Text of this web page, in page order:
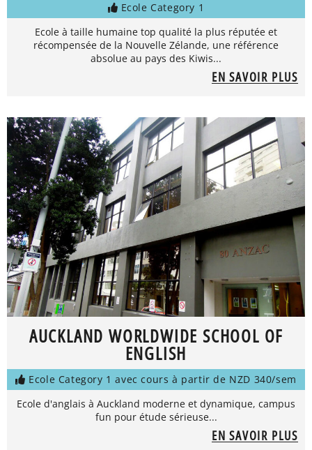
Ecole Category 1
Ecole à taille humaine top qualité la plus réputée et
récompensée de la Nouvelle Zélande, une référence
absolue au pays des Kiwis...
EN SAVOIR PLUS
AUCKLAND WORLDWIDE SCHOOL OF
ENGLISH
Ecole Category 1 avec cours à partir de NZD 340/sem
Ecole d'anglais à Auckland moderne et dynamique, campus
fun pour étude sérieuse...
EN SAVOIR PLUS